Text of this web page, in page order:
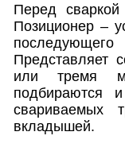
Перед
Позиционер –
Представляет
или тремя
подбираются
свариваемых
вкладышей.